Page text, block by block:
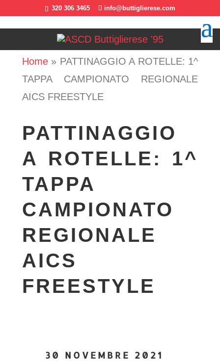
320 306 3465 info@buttiglierese.com
Home» PATTINAGGIO A ROTELLE: 1^
TAPPA CAMPIONATO REGIONALE
AICS FREESTYLE
PATTINAGGIO
A ROTELLE: 1^
TAPPA
CAMPIONATO
REGIONALE
AICS
FREESTYLE
30 NOVEMBRE 2021